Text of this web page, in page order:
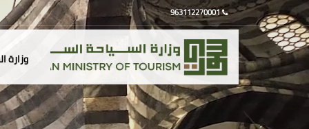
963112270001
وزارة